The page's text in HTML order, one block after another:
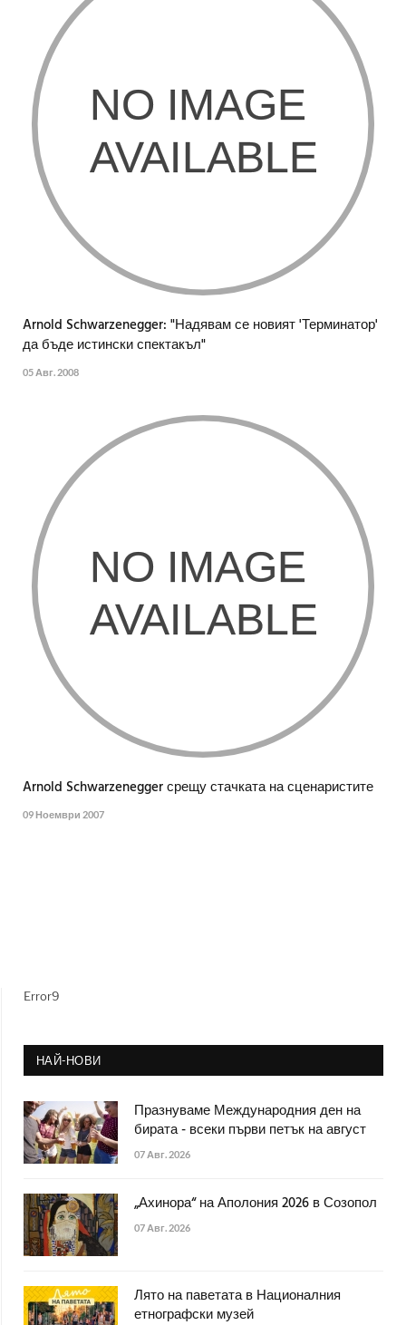
Arnold Schwarzenegger: "Надявам се новият 'Терминатор'
да бъде истински спектакъл"
05 Авг. 2008
Arnold Schwarzenegger срещу стачката на сценаристите
09 Ноември 2007
Error9
НАЙ-НОВИ
Празнуваме Международния ден на
бирата - всеки първи петък на август
07 Авг. 2026
„Ахинора“ на Аполония 2026 в Созопол
07 Авг. 2026
Лято на паветата в Националния
етнографски музей